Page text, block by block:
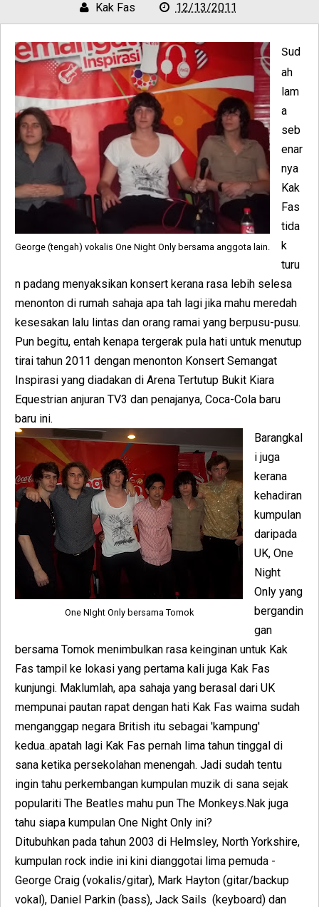
Kak Fas 12/13/2011
George (tengah) vokalis One Night Only bersama anggota lain.
Sud
ah
lam
a
seb
enar
nya
Kak
Fas
tida
k
turu
n padang menyaksikan konsert kerana rasa lebih selesa
menonton di rumah sahaja apa tah lagi jika mahu meredah
kesesakan lalu lintas dan orang ramai yang berpusu-pusu.
Pun begitu, entah kenapa tergerak pula hati untuk menutup
tirai tahun 2011 dengan menonton Konsert Semangat
Inspirasi yang diadakan di Arena Tertutup Bukit Kiara
Equestrian anjuran TV3 dan penajanya, Coca-Cola baru
baru ini.
One NIght Only bersama Tomok
Barangkal
i juga
kerana
kehadiran
kumpulan
daripada
UK, One
Night
Only yang
bergandin
gan
bersama Tomok menimbulkan rasa keinginan untuk Kak
Fas tampil ke lokasi yang pertama kali juga Kak Fas
kunjungi. Maklumlah, apa sahaja yang berasal dari UK
mempunai pautan rapat dengan hati Kak Fas waima sudah
menganggap negara British itu sebagai 'kampung'
kedua..apatah lagi Kak Fas pernah lima tahun tinggal di
sana ketika persekolahan menengah. Jadi sudah tentu
ingin tahu perkembangan kumpulan muzik di sana sejak
populariti The Beatles mahu pun The Monkeys.Nak juga
tahu siapa kumpulan One Night Only ini?
Ditubuhkan pada tahun 2003 di Helmsley, North Yorkshire,
kumpulan rock indie ini kini dianggotai lima pemuda -
George Craig (vokalis/gitar), Mark Hayton (gitar/backup
vokal), Daniel Parkin (bass), Jack Sails (keyboard) dan